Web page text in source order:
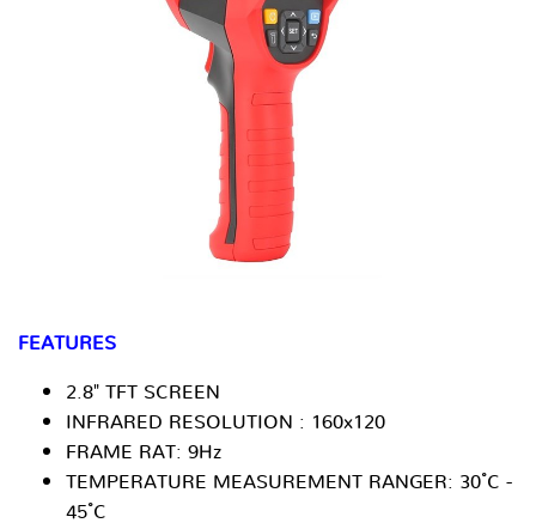
FEATURES
2.8" TFT SCREEN
INFRARED RESOLUTION : 160x120
FRAME RAT: 9Hz
TEMPERATURE MEASUREMENT RANGER: 30 ํC -
45 ํC